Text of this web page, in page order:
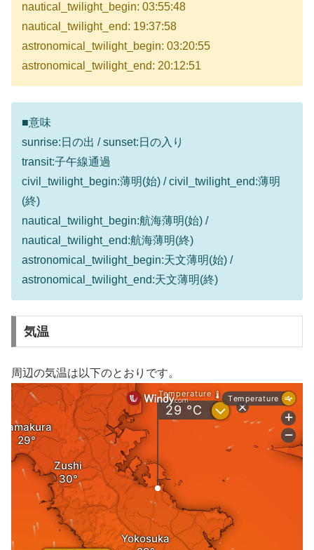
nautical_twilight_begin: 03:55:48
nautical_twilight_end: 19:37:58
astronomical_twilight_begin: 03:20:55
astronomical_twilight_end: 20:12:51
■意味
sunrise:日の出 / sunset:日の入り
transit:子午線通過
civil_twilight_begin:薄明(始) / civil_twilight_end:薄明
(終)
nautical_twilight_begin:航海薄明(始) /
nautical_twilight_end:航海薄明(終)
astronomical_twilight_begin:天文薄明(始) /
astronomical_twilight_end:天文薄明(終)
気温
周辺の気温は以下のとおりです。